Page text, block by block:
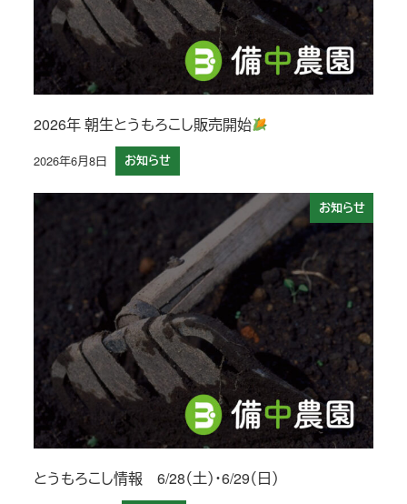
2026年 朝生とうもろこし販売開始
投稿日
2026年6月8日 お知らせ
お知らせ
とうもろこし情報 6/28（土）・6/29（日）